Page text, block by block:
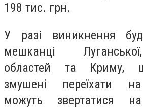
198 тис. грн.
У разі виникнення
мешканці
областей та Криму,
змушені переїхати
можуть звертатися